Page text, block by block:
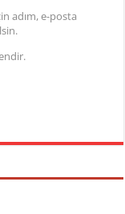
adım, e-posta